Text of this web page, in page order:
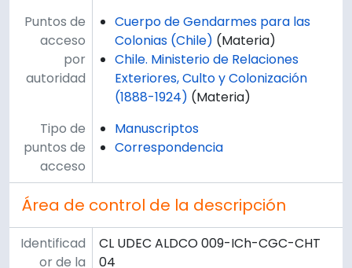
Puntos de
acceso
por
autoridad
Cuerpo de Gendarmes para las
Colonias (Chile) (Materia)
Chile. Ministerio de Relaciones
Exteriores, Culto y Colonización
(1888-1924) (Materia)
Tipo de
puntos de
acceso
Manuscriptos
Correspondencia
Área de control de la descripción
Identificad
or de la
CL UDEC ALDCO 009-ICh-CGC-CHT
04